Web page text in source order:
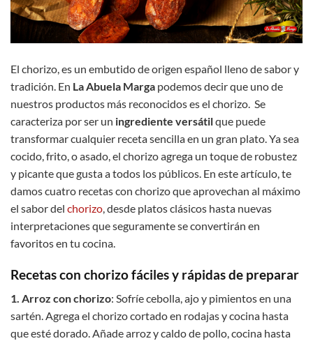
El chorizo, es un embutido de origen español lleno de sabor y
tradición. En La Abuela Marga podemos decir que uno de
nuestros productos más reconocidos es el chorizo. Se
caracteriza por ser un ingrediente versátilque puede
transformar cualquier receta sencilla en un gran plato. Ya sea
cocido, frito, o asado, el chorizo agrega un toque de robustez
y picante que gusta a todos los públicos. En este artículo, te
damos cuatro recetas con chorizo que aprovechan al máximo
el sabor del chorizo, desde platos clásicos hasta nuevas
interpretaciones que seguramente se convertirán en
favoritos en tu cocina.
Recetas con chorizo fáciles y rápidas de preparar
1. Arroz con chorizo: Sofríe cebolla, ajo y pimientos en una
sartén. Agrega el chorizo cortado en rodajas y cocina hasta
que esté dorado. Añade arroz y caldo de pollo, cocina hasta